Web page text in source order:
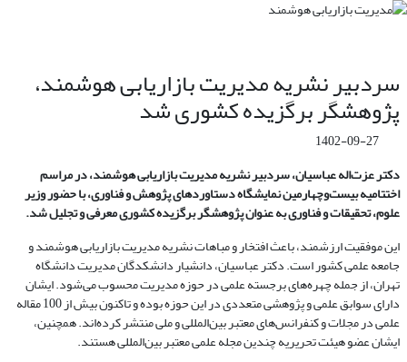
سردبیر نشریه مدیریت بازاریابی هوشمند،
پژوهشگر برگزیده کشوری شد
1402-09-27
دکتر عزت‌اله عباسیان، سردبیر نشریه مدیریت بازاریابی هوشمند، در مراسم
اختتامیه بیست‌وچهارمین نمایشگاه دستاوردهای پژوهش و فناوری، با حضور وزیر
علوم، تحقیقات و فناوری به عنوان پژوهشگر برگزیده کشوری معرفی و تجلیل شد.
این موفقیت ارزشمند، باعث افتخار و مباهات نشریه مدیریت بازاریابی هوشمند و
جامعه علمی کشور است. دکتر عباسیان، دانشیار دانشکدگان مدیریت دانشگاه
تهران، از جمله چهره‌های برجسته علمی در حوزه مدیریت محسوب می‌شود. ایشان
دارای سوابق علمی و پژوهشی متعددی در این حوزه بوده و تاکنون بیش از 100 مقاله
علمی در مجلات و کنفرانس‌های معتبر بین‌المللی و ملی منتشر کرده‌اند. همچنین،
ایشان عضو هیئت تحریریه چندین مجله علمی معتبر بین‌المللی هستند.